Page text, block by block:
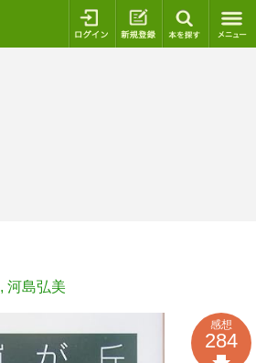
ログイン 新規登録
, 河島弘美
感想
284